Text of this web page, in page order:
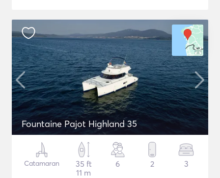
Fountaine Pajot Highland 35
Catamaran
35 ft
11 m
6 2 3